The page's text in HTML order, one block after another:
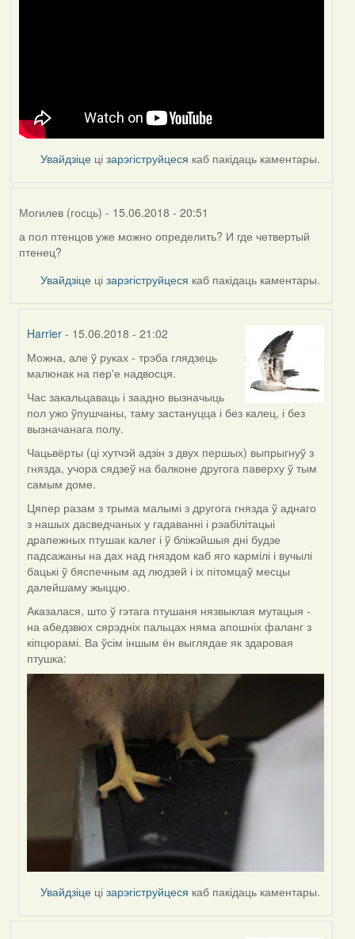
Увайдзіце цізарэгіструйцеся каб пакідаць каментары.
Могилев (госць) - 15.06.2018 - 20:51
а пол птенцов уже можно определить? И где четвертый
птенец?
Увайдзіце цізарэгіструйцеся каб пакідаць каментары.
Harrier - 15.06.2018 - 21:02
In
reply
to
by
Могилев
Можна, але ў руках - трэба глядзець
малюнак на пер'е надвосця.
Час закальцаваць і заадно вызначыць
пол ужо ўпушчаны, таму застануцца і без калец, і без
вызначанага полу.
Чацьвёрты (ці хутчэй адзін з двух першых) выпрыгнуў з
гнязда, учора сядзеў на балконе другога паверху ў тым
самым доме.
Цяпер разам з трыма малымі з другога гнязда ў аднаго
з нашых дасведчаных у гадаванні і рэабілітацыі
драпежных птушак калег і ў бліжэйшыя дні будзе
падсажаны на дах над гняздом каб яго кармілі і вучылі
бацькі ў бяспечным ад людзей і іх пітомцаў месцы
далейшаму жыццю.
Аказалася, што ў гэтага птушаня нязвыклая мутацыя -
на абедзвюх сярэдніх пальцах няма апошніх фаланг з
кіпцюрамі. Ва ўсім іншым ён выглядае як здаровая
птушка:
Увайдзіце цізарэгіструйцеся каб пакідаць каментары.